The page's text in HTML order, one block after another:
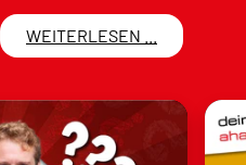
WEITERLESEN ...